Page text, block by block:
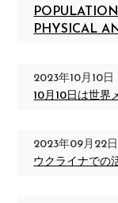
PHYSICAL
2023年10月10日
10月10日は世界
2023年09月22日
ウクライナでの